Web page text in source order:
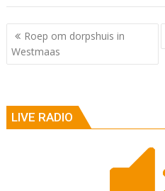
Berichtnavigatie
Roep om dorpshuis in
Westmaas
LIVE RADIO